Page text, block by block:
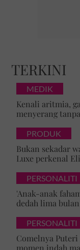
TERKINI
MEDIK
Kenali aritmia,
menyerang
PRODUK
Bukan sekadar
Luxe perkenal
PERSONALITI
'Anak-anak
dedah lima
PERSONALITI
Comelnya
momen indah